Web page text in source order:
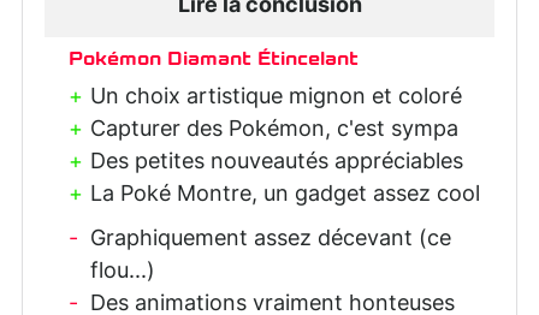
Lire la conclusion
Pokémon Diamant Étincelant
Un choix artistique mignon et coloré
Capturer des Pokémon, c'est sympa
Des petites nouveautés appréciables
La Poké Montre, un gadget assez cool
Graphiquement assez décevant (ce
flou...)
Des animations vraiment honteuses